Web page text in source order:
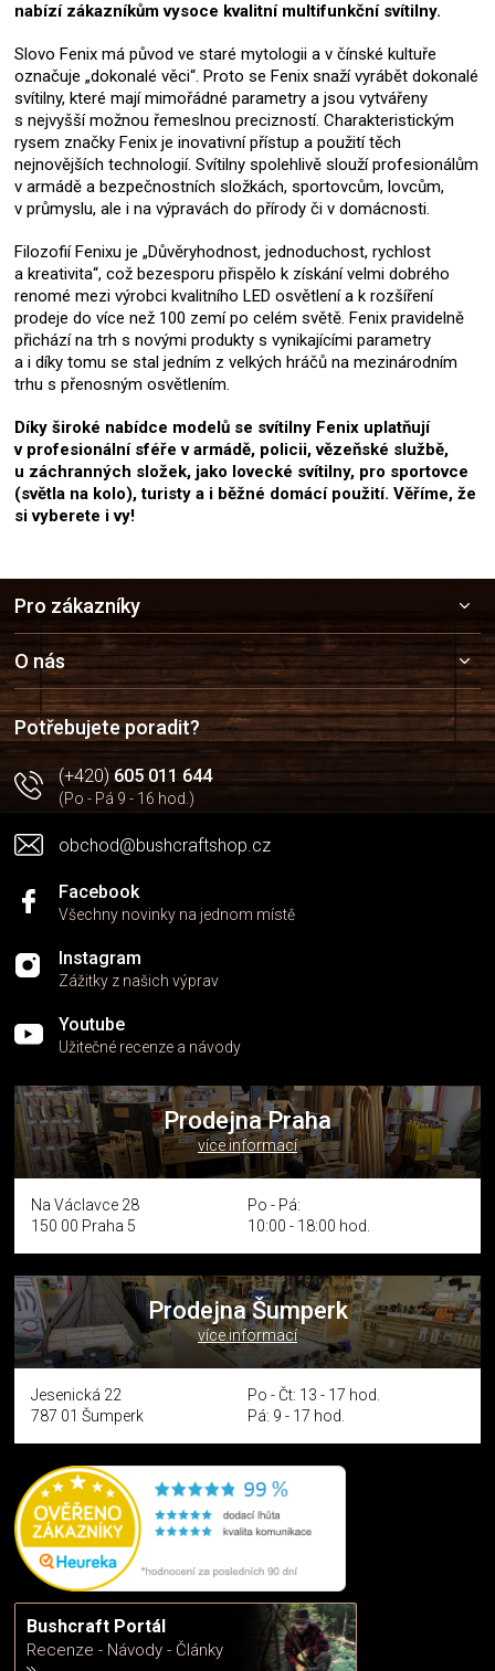
nabízí zákazníkům vysoce kvalitní multifunkční svítilny.
Slovo Fenix má původ ve staré mytologii a v čínské kultuře
označuje „dokonalé věci“. Proto se Fenix snaží vyrábět dokonalé
svítilny, které mají mimořádné parametry a jsou vytvářeny
s nejvyšší možnou řemeslnou precizností. Charakteristickým
rysem značky Fenix je inovativní přístup a použití těch
nejnovějších technologií. Svítilny spolehlivě slouží profesionálům
v armádě a bezpečnostních složkách, sportovcům, lovcům,
v průmyslu, ale i na výpravách do přírody či v domácnosti.
Filozofií Fenixu je „Důvěryhodnost, jednoduchost, rychlost
a kreativita“, což bezesporu přispělo k získání velmi dobrého
renomé mezi výrobci kvalitního LED osvětlení a k rozšíření
prodeje do více než 100 zemí po celém světě. Fenix pravidelně
přichází na trh s novými produkty s vynikajícími parametry
a i díky tomu se stal jedním z velkých hráčů na mezinárodním
trhu s přenosným osvětlením.
Díky široké nabídce modelů se svítilny Fenix uplatňují
v profesionální sféře v armádě, policii, vězeňské službě,
u záchranných složek, jako lovecké svítilny, pro sportovce
(světla na kolo), turisty a i běžné domácí použití. Věříme, že
si vyberete i vy!
a
t
í
Pro zákazníky
O nás
Potřebujete poradit?
(+420)605 011 644
(Po - Pá 9 - 16 hod.)
obchod@bushcraftshop.cz
Facebook
Všechny novinky na jednom místě
Instagram
Zážitky z našich výprav
Youtube
Užitečné recenze a návody
Prodejna Praha
více informací
Na Václavce 28
150 00 Praha 5
Po - Pá:
10:00 - 18:00 hod.
Prodejna Šumperk
více informací
Jesenická 22
787 01 Šumperk
Po - Čt: 13 - 17 hod.
Pá: 9 - 17 hod.
Bushcraft Portál
Recenze - Návody - Články